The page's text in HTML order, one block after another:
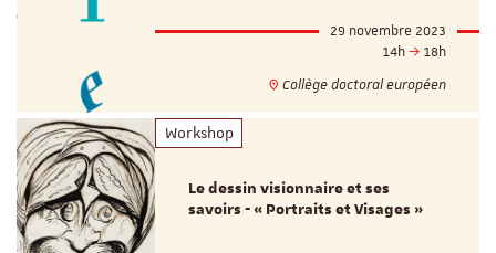
29 novembre 2023
14h
18h
Collège doctoral européen
Workshop
Le dessin visionnaire et ses
savoirs - « Portraits et Visages »